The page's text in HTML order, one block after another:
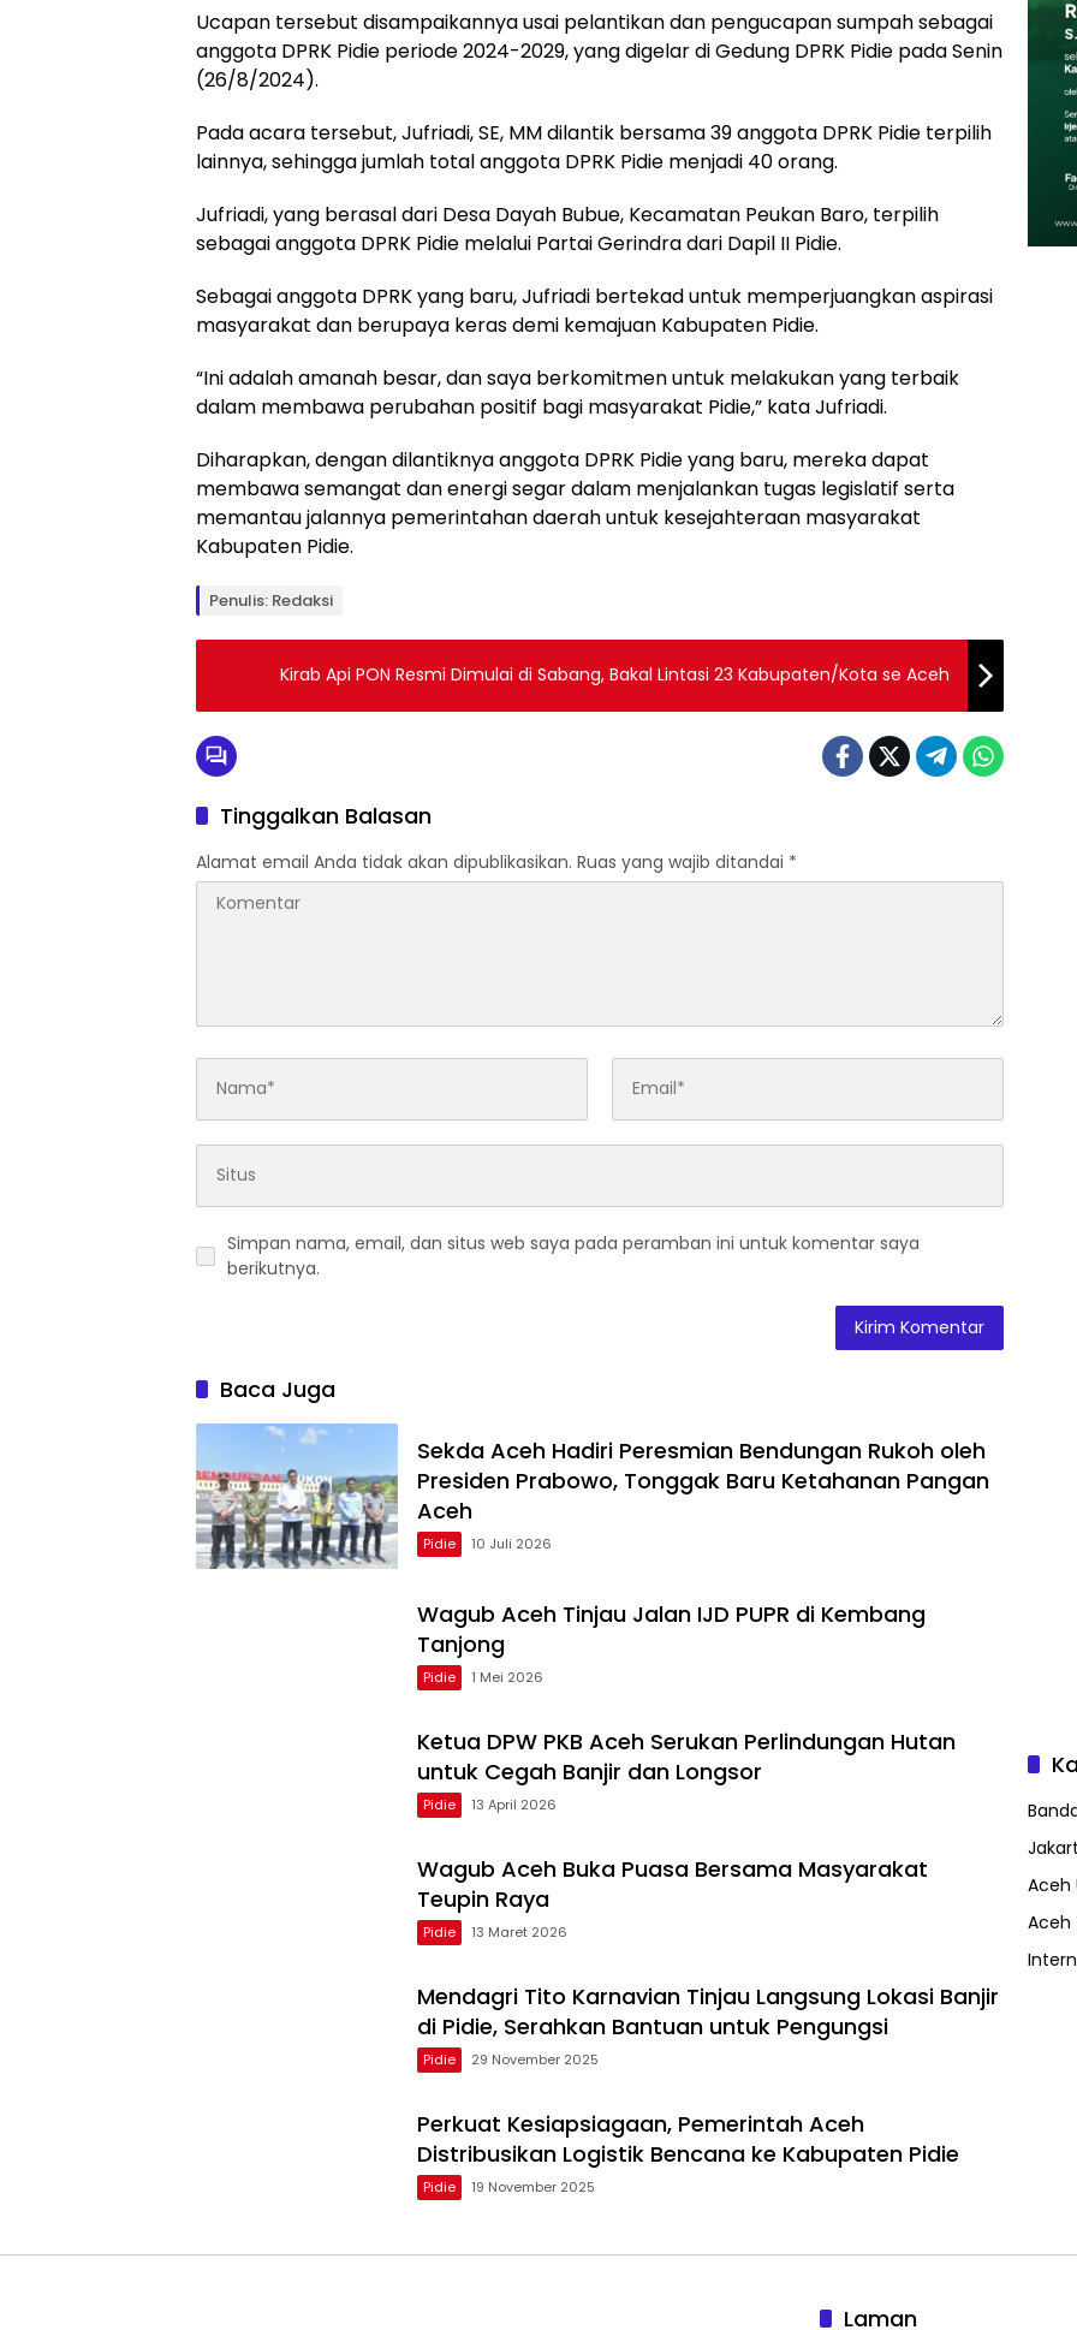
Ucapan tersebut disampaikannya usai pelantikan dan pengucapan sumpah sebagai
anggota DPRK Pidie periode 2024-2029, yang digelar di Gedung DPRK Pidie pada Senin
(26/8/2024).
Pada acara tersebut, Jufriadi, SE, MM dilantik bersama 39 anggota DPRK Pidie terpilih
lainnya, sehingga jumlah total anggota DPRK Pidie menjadi 40 orang.
Jufriadi, yang berasal dari Desa Dayah Bubue, Kecamatan Peukan Baro, terpilih
sebagai anggota DPRK Pidie melalui Partai Gerindra dari Dapil II Pidie.
Sebagai anggota DPRK yang baru, Jufriadi bertekad untuk memperjuangkan aspirasi
masyarakat dan berupaya keras demi kemajuan Kabupaten Pidie.
“Ini adalah amanah besar, dan saya berkomitmen untuk melakukan yang terbaik
dalam membawa perubahan positif bagi masyarakat Pidie,” kata Jufriadi.
Diharapkan, dengan dilantiknya anggota DPRK Pidie yang baru, mereka dapat
membawa semangat dan energi segar dalam menjalankan tugas legislatif serta
memantau jalannya pemerintahan daerah untuk kesejahteraan masyarakat
Kabupaten Pidie.
Penulis: Redaksi
Kirab Api PON Resmi Dimulai di Sabang, Bakal Lintasi 23 Kabupaten/Kota se Aceh
Tinggalkan Balasan
Alamat email Anda tidak akan dipublikasikan. Ruas yang wajib ditandai *
Simpan nama, email, dan situs web saya pada peramban ini untuk komentar saya
berikutnya.
Baca Juga
Sekda Aceh Hadiri Peresmian Bendungan Rukoh oleh
Presiden Prabowo, Tonggak Baru Ketahanan Pangan
Aceh
Pidie 10 Juli 2026
Wagub Aceh Tinjau Jalan IJD PUPR di Kembang
Tanjong
Pidie 1 Mei 2026
Ketua DPW PKB Aceh Serukan Perlindungan Hutan
untuk Cegah Banjir dan Longsor
Pidie 13 April 2026
Wagub Aceh Buka Puasa Bersama Masyarakat
Teupin Raya
Pidie 13 Maret 2026
Mendagri Tito Karnavian Tinjau Langsung Lokasi Banjir
di Pidie, Serahkan Bantuan untuk Pengungsi
Pidie 29 November 2025
Perkuat Kesiapsiagaan, Pemerintah Aceh
Distribusikan Logistik Bencana ke Kabupaten Pidie
Pidie 19 November 2025
Aceh
Aceh
Laman